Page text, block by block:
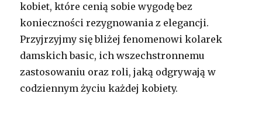
kobiet, które cenią sobie wygodę bez
konieczności rezygnowania z elegancji.
Przyjrzyjmy się bliżej fenomenowi kolarek
damskich basic, ich wszechstronnemu
zastosowaniu oraz roli, jaką odgrywają w
codziennym życiu każdej kobiety.